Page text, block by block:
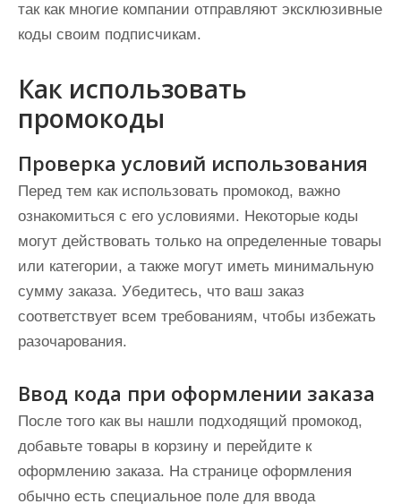
так как многие компании отправляют эксклюзивные
коды своим подписчикам.
Как использовать
промокоды
Проверка условий использования
Перед тем как использовать промокод, важно
ознакомиться с его условиями. Некоторые коды
могут действовать только на определенные товары
или категории, а также могут иметь минимальную
сумму заказа. Убедитесь, что ваш заказ
соответствует всем требованиям, чтобы избежать
разочарования.
Ввод кода при оформлении заказа
После того как вы нашли подходящий промокод,
добавьте товары в корзину и перейдите к
оформлению заказа. На странице оформления
обычно есть специальное поле для ввода